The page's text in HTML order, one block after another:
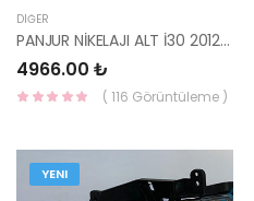
DIĞER
PANJUR NİKELAJI ALT İ30 2012-2014 86354-A6010-HMC
4966.00 ₺
( 116 Görüntüleme )
YENI